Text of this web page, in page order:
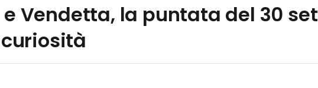
Vendetta, la puntata del 30